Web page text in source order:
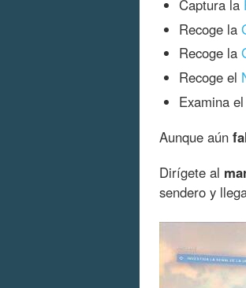
Captura la
Recoge la
Recoge la
Recoge el
Examina el
Aunque aún
Dirígete al
sendero y